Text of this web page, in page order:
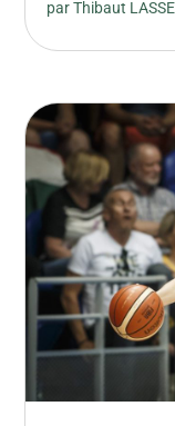
parThibaut